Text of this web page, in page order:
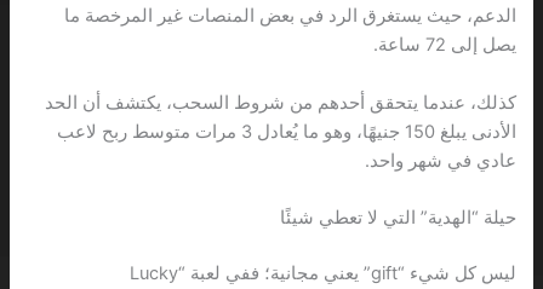
الدعم، حيث يستغرق الرد في بعض المنصات غير المرخصة ما
يصل إلى 72 ساعة.
كذلك، عندما يتحقق أحدهم من شروط السحب، يكتشف أن الحد
الأدنى يبلغ 150 جنيهًا، وهو ما يُعادل 3 مرات متوسط ربح لاعب
عادي في شهر واحد.
حيلة “الهدية” التي لا تعطي شيئًا
ليس كل شيء “gift” يعني مجانية؛ ففي لعبة “Lucky